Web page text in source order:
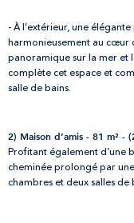
- À l’extérieur, une
harmonieusement au cœur
panoramique sur la mer et
complète cet espace et
salle de bains.
2) Maison d’amis - 81 m² -
Profitant également d’une
cheminée prolongé par
chambres et deux salles de